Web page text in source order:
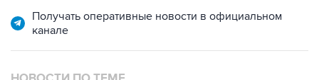
Получать оперативные новости в официальном
канале